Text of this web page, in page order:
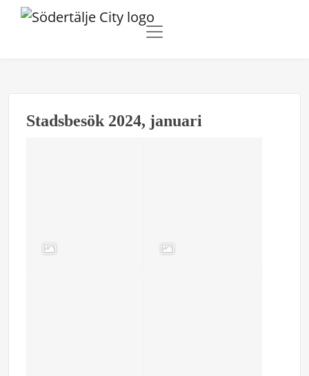
Stadsbesök 2024, januari